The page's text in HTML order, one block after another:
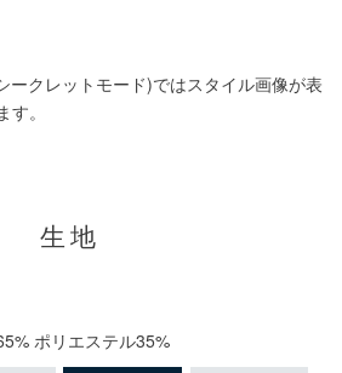
ークレットモード)ではスタイル画像が表
。
生地
ポリエステル35%